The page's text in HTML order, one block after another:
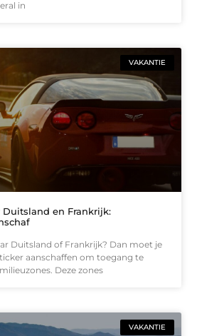
in
VAKANTIE
Duitsland en Frankrijk:
Duitsland of Frankrijk? Dan moet je
aanschaffen om toegang te
Deze zones
VAKANTIE